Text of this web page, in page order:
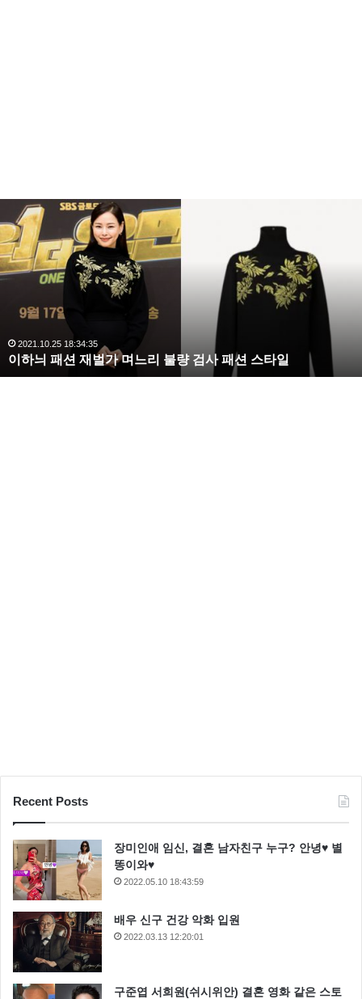
수
해
라
김
완
벽
한
2020.10.03 10:59:30
복수해라 김사랑, 완벽한 S라인 몸매 시선 압도
Recent Posts
장미인애 임신, 결혼 남자친구 누구? 안녕♥ 별
똥이와♥
2022.05.10 18:43:59
배우 신구 건강 악화 입원
2022.03.13 12:20:01
구준엽 서희원(쉬시위안) 결혼 영화 같은 스토